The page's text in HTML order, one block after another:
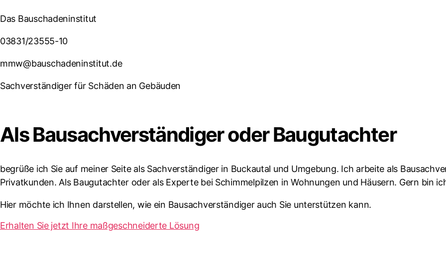
Das Bauschadeninstitut
03831/23555-10
mmw@bauschadeninstitut.de
Sachverständiger für Schäden an Gebäuden
Als Bausachverständiger oder Baugutachter
begrüße ich Sie auf meiner Seite als Sachverständiger in Buckautal und Umgebung. Ich arbeite als
Privatkunden. Als Baugutachter oder als Experte bei Schimmelpilzen in Wohnungen und Häusern. Gern bin
Hier möchte ich Ihnen darstellen, wie ein Bausachverständiger auch Sie unterstützen kann.
Erhalten Sie jetzt Ihre maßgeschneiderte Lösung